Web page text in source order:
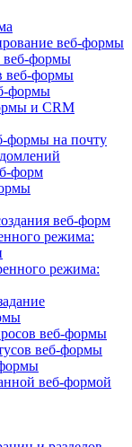
веб-формы
веб-формы
веб-формы
формы
и CRM
формы на почту
форм
веб-форм
режима:
режима:
веб-формы
веб-формы
веб-формой